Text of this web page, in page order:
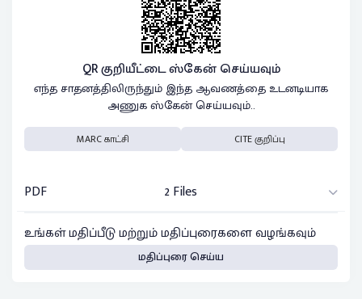
QR குறியீட்டை ஸ்கேன் செய்யவும்
எந்த சாதனத்திலிருந்தும் இந்த ஆவணத்தை உடனடியாக
அணுக ஸ்கேன் செய்யவும்..
MARC காட்சி CITE குறிப்பு
PDF
2 Files
உங்கள் மதிப்பீடு மற்றும் மதிப்புரைகளை வழங்கவும்
மதிப்புரை செய்ய